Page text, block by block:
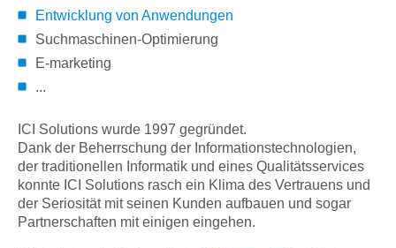
Entwicklung von Anwendungen
Suchmaschinen-Optimierung
E-marketing
...
ICI Solutions wurde 1997 gegründet.
Dank der Beherrschung der Informationstechnologien,
der traditionellen Informatik und eines Qualitätsservices
konnte ICI Solutions rasch ein Klima des Vertrauens und
der Seriosität mit seinen Kunden aufbauen und sogar
Partnerschaften mit einigen eingehen.